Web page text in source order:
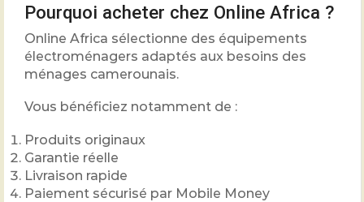
Pourquoi acheter chez Online Africa ?
Online Africa sélectionne des équipements
électroménagers adaptés aux besoins des
ménages camerounais.
Vous bénéficiez notamment de :
Produits originaux
Garantie réelle
Livraison rapide
Paiement sécurisé par Mobile Money